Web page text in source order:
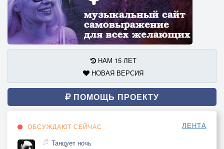
НАМ 15 ЛЕТ
НОВАЯ ВЕРСИЯ
ПОМОЩЬ ПРОЕКТУ
ОБСУЖДАЮТ СЕЙЧАС ЛЕНТА
Танцует ночь